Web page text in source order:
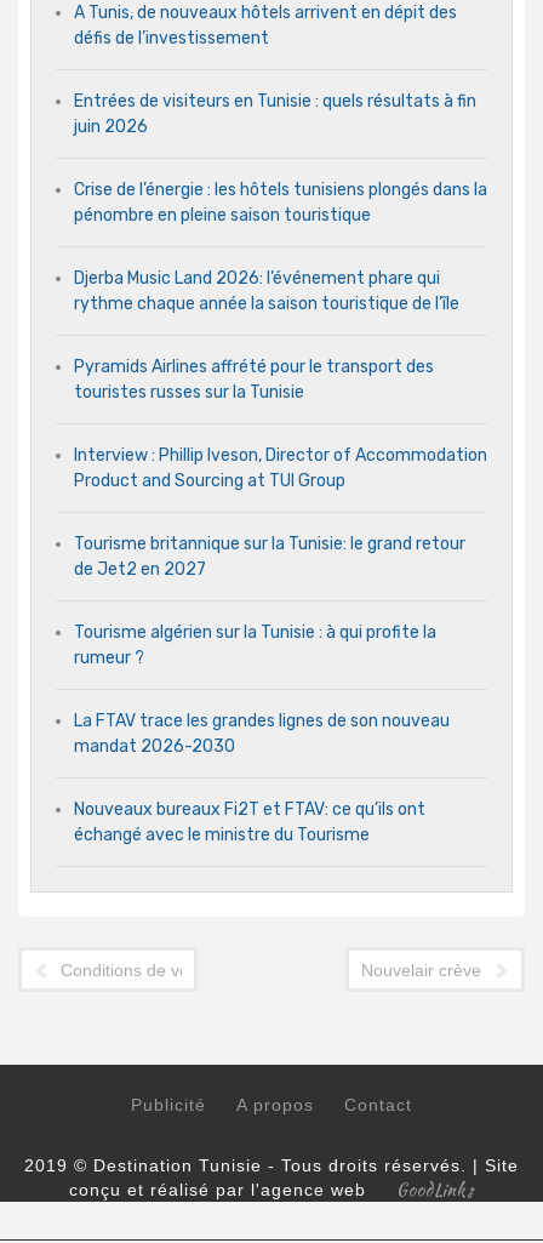
A Tunis, de nouveaux hôtels arrivent en dépit des
défis de l’investissement
Entrées de visiteurs en Tunisie : quels résultats à fin
juin 2026
Crise de l’énergie : les hôtels tunisiens plongés dans la
pénombre en pleine saison touristique
Djerba Music Land 2026: l’événement phare qui
rythme chaque année la saison touristique de l’île
Pyramids Airlines affrété pour le transport des
touristes russes sur la Tunisie
Interview : Phillip Iveson, Director of Accommodation
Product and Sourcing at TUI Group
Tourisme britannique sur la Tunisie: le grand retour
de Jet2 en 2027
Tourisme algérien sur la Tunisie : à qui profite la
rumeur ?
La FTAV trace les grandes lignes de son nouveau
mandat 2026-2030
Nouveaux bureaux Fi2T et FTAV: ce qu’ils ont
échangé avec le ministre du Tourisme
Conditions de voyage en Tunisie: ce qui change le 26 février
Nouvelair crève
Publicité A propos Contact
2019 © Destination Tunisie - Tous droits réservés. | Site
conçu et réalisé par l'agence web
GoodLinks